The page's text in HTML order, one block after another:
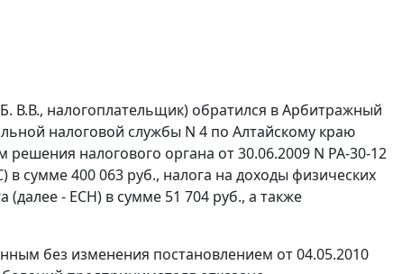
В.В., налогоплательщик) обратился в Арбитражный
налоговой службы N 4 по Алтайскому краю
налогового органа от 30.06.2009 N РА-30-12
сумме 400 063 руб., налога на доходы физических
- ЕСН) в сумме 51 704 руб., а также
без изменения постановлением от 04.05.2010